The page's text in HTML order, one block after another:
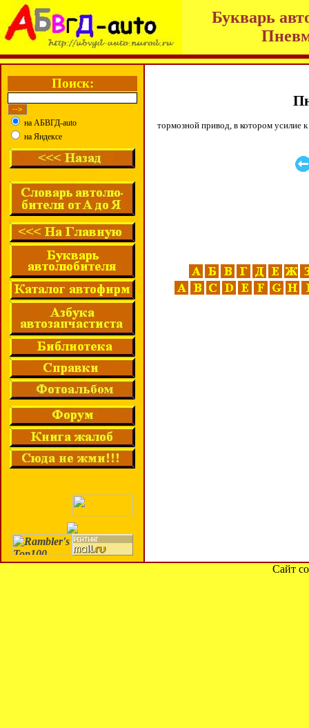
Букварь
Поиск:
на АБВГД-auto
на Яндексе
тормозной привод, в котором усилие
Сайт